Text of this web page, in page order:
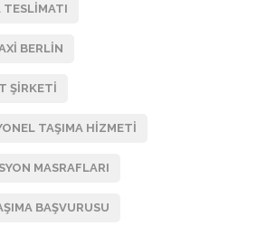
TESLIMATI
BERLIN
ŞIRKETI
TAŞIMA HIZMETI
MASRAFLARI
BAŞVURUSU